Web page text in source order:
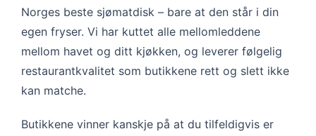
Norges beste sjømatdisk – bare at den står i din
egen fryser. Vi har kuttet alle mellomleddene
mellom havet og ditt kjøkken, og leverer følgelig
restaurantkvalitet som butikkene rett og slett ikke
kan matche.
Butikkene vinner kanskje på at du tilfeldigvis er